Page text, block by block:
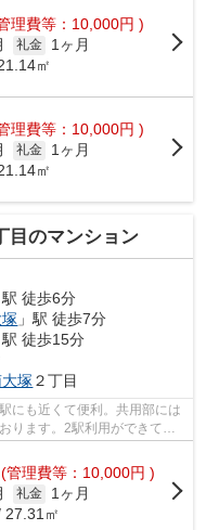
理費等：10,000円 )
礼金
1ヶ月
㎡
理費等：10,000円 )
礼金
1ヶ月
㎡
目のマンション
駅 徒歩6分
」駅 徒歩7分
駅 徒歩15分
塚 ２丁目
にも近くて便利。共用部には
ります。2駅利用ができて、
(管理費等：10,000円 )
礼金
1ヶ月
27.31㎡